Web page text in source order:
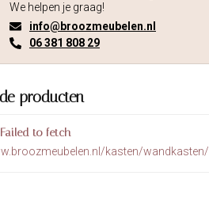
We helpen je graag!
info@broozmeubelen.nl
06 381 808 29
producten
to fetch
kasten/wandkasten/